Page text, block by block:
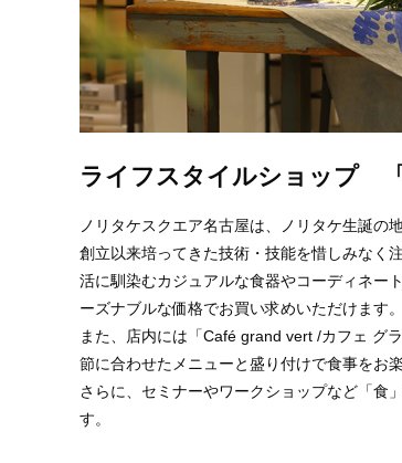
ライフスタイルショップ
ノリタケスクエア名古屋は、ノリタケ生誕の
創立以来培ってきた技術・技能を惜しみなく
活に馴染むカジュアルな食器やコーディネー
ーズナブルな価格でお買い求めいただけます。
また、店内には「Café grand vert /カフェ グ
節に合わせたメニューと盛り付けで食事をお
さらに、セミナーやワークショップなど「食
す。